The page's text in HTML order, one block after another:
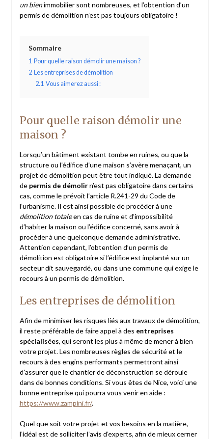
un bienimmobilier sont nombreuses, et l’obtention d’un
permis de démolition n’est pas toujours obligatoire !
Sommaire
1 Pour quelle raison démolir une maison ?
2 Les entreprises de démolition
2.1 Vous aimerez aussi :
Pour quelle raison démolir une
maison ?
Lorsqu’un bâtiment existant tombe en ruines, ou que la
structure ou l’édifice d’une maison s’avère menaçant, un
projet de démolition peut être tout indiqué. La demande
de permis de démolirn’est pas obligatoire dans certains
cas, comme le prévoit l’article R.241-29 du Code de
l’urbanisme. Il est ainsi possible de procéder à une
démolition totaleen cas de ruine et d’impossibilité
d’habiter la maison ou l’édifice concerné, sans avoir à
procéder à une quelconque demande administrative.
Attention cependant, l’obtention d’un permis de
démolition est obligatoire si l’édifice est implanté sur un
secteur dit sauvegardé, ou dans une commune qui exige le
recours à un permis de démolition.
Les entreprises de démolition
Afin de minimiser les risques liés aux travaux de démolition,
il reste préférable de faire appel à des entreprises
spécialisées, qui seront les plus à même de mener à bien
votre projet. Les nombreuses règles de sécurité et le
recours à des engins performants permettront ainsi
d’assurer que le chantier de déconstruction se déroule
dans de bonnes conditions. Si vous êtes de Nice, voici une
bonne entreprise qui pourra vous venir en aide :
https://www.zampini.fr/.
Quel que soit votre projet et vos besoins en la matière,
l’idéal est de solliciter l’avis d’experts, afin de mieux cerner